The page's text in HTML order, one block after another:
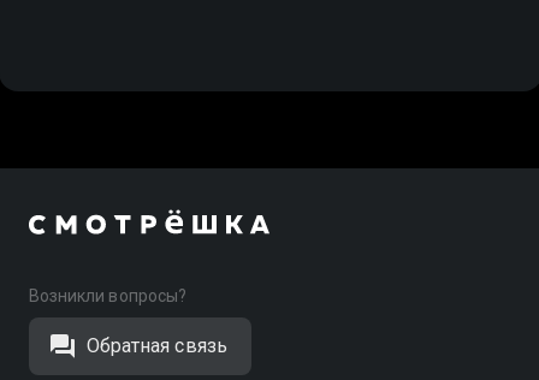
Возникли вопросы?
Обратная связь